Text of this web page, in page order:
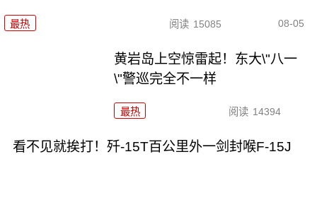
最热 阅读 15085 08-05
黄岩岛上空惊雷起！东大\"八一
\"警巡完全不一样
最热 阅读 14394
看不见就挨打！歼-15T百公里外一剑封喉F-15J